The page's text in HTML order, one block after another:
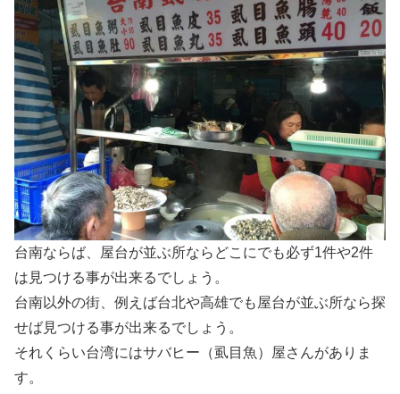
台南ならば、屋台が並ぶ所ならどこにでも必ず1件や2件
は見つける事が出来るでしょう。
台南以外の街、例えば台北や高雄でも屋台が並ぶ所なら探
せば見つける事が出来るでしょう。
それくらい台湾にはサバヒー（虱目魚）屋さんがありま
す。